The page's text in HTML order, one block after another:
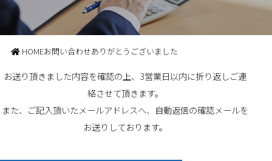
HOMEお問い合わせありがとうございました
お送り頂きました内容を確認の上、3営業日以内に折り返しご連
絡させて頂きます。
また、ご記入頂いたメールアドレスへ、自動返信の確認メールを
お送りしております。